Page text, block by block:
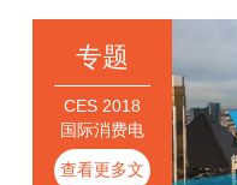
专题
CES 2018
国际消费电
子展
查看更多文